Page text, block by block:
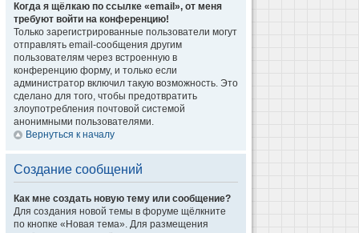
Когда я щёлкаю по ссылке «email», от меня
требуют войти на конференцию!
Только зарегистрированные пользователи могут
отправлять email-сообщения другим
пользователям через встроенную в
конференцию форму, и только если
администратор включил такую возможность. Это
сделано для того, чтобы предотвратить
злоупотребления почтовой системой
анонимными пользователями.
Вернуться к началу
Создание сообщений
Как мне создать новую тему или сообщение?
Для создания новой темы в форуме щёлкните
по кнопке «Новая тема». Для размещения